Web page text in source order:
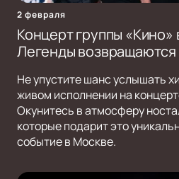
2 февраля
Концерт группы «Кино»
Легенды возвращаются
Не упустите шанс услышать
живом исполнении на
Окунитесь в атмосферу
которые подарит это
событие в Москве.